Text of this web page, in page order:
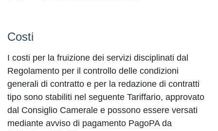
Costi
I costi per la fruizione dei servizi disciplinati dal
Regolamento per il controllo delle condizioni
generali di contratto e per la redazione di contratti
tipo sono stabiliti nel seguente Tariffario, approvato
dal Consiglio Camerale e possono essere versati
mediante avviso di pagamento PagoPA da